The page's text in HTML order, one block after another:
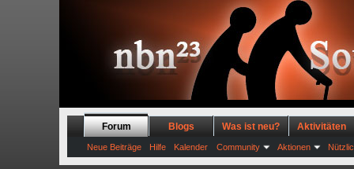
Forum
Neue Beiträge Hilfe Kalender Community Aktionen
Blogs Was ist neu? Aktivitäten